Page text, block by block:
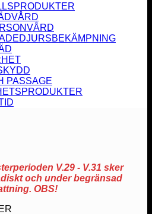
PASSAGE
V.29 - V.31 sker
och under begränsad
OBS!